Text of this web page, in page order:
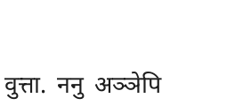
ननु अञ्ञेपि